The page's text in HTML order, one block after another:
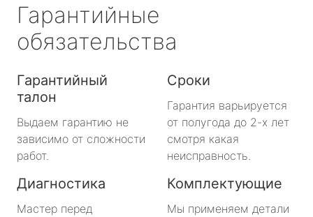
Гарантийные
обязательства
Гарантийный
талон
Выдаем гарантию не
зависимо от сложности
работ.
Сроки
Гарантия варьируется
от полугода до 2-х лет
смотря какая
неисправность.
Диагностика
Мастер перед
Комплектующие
Мы применяем детали